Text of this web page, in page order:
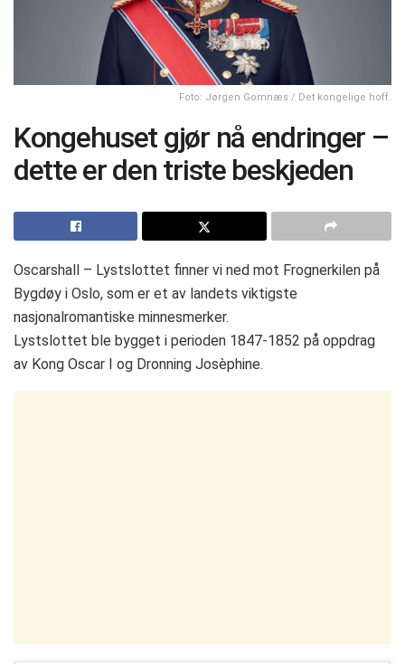
Foto: Jørgen Gomnæs / Det kongelige hoff.
Kongehuset gjør nå endringer –
dette er den triste beskjeden
Oscarshall – Lystslottet finner vi ned mot Frognerkilen på
Bygdøy i Oslo, som er et av landets viktigste
nasjonalromantiske minnesmerker.
Lystslottet ble bygget i perioden 1847-1852 på oppdrag
av Kong Oscar I og Dronning Josèphine.